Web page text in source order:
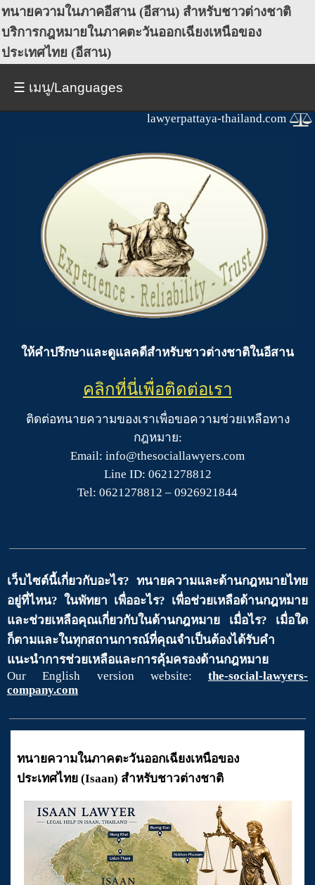
ทนายความในภาคอีสาน (อีสาน) สำหรับชาวต่างชาติ
บริการกฎหมายในภาคตะวันออกเฉียงเหนือของ
ประเทศไทย (อีสาน)
☰ เมนู/Languages
lawyerpattaya-thailand.com
ให้คำปรึกษาและดูแลคดีสำหรับชาวต่างชาติในอีสาน
คลิกที่นี่เพื่อติดต่อเรา
ติดต่อทนายความของเราเพื่อขอความช่วยเหลือทาง
กฎหมาย:
Email: info@thesociallawyers.com
Line ID: 0621278812
Tel: 0621278812 – 0926921844
เว็บไซต์นี้เกี่ยวกับอะไร? ทนายความและด้านกฎหมายไทย
อยู่ที่ไหน? ในพัทยา เพื่ออะไร? เพื่อช่วยเหลือด้านกฎหมาย
และช่วยเหลือคุณเกี่ยวกับในด้านกฎหมาย เมื่อไร? เมื่อใด
ก็ตามและในทุกสถานการณ์ที่คุณจำเป็นต้องได้รับคำ
แนะนำการช่วยเหลือและการคุ้มครองด้านกฎหมาย
Our English version website: the-social-lawyers-
company.com
ทนายความในภาคตะวันออกเฉียงเหนือของ
ประเทศไทย (Isaan) สำหรับชาวต่างชาติ